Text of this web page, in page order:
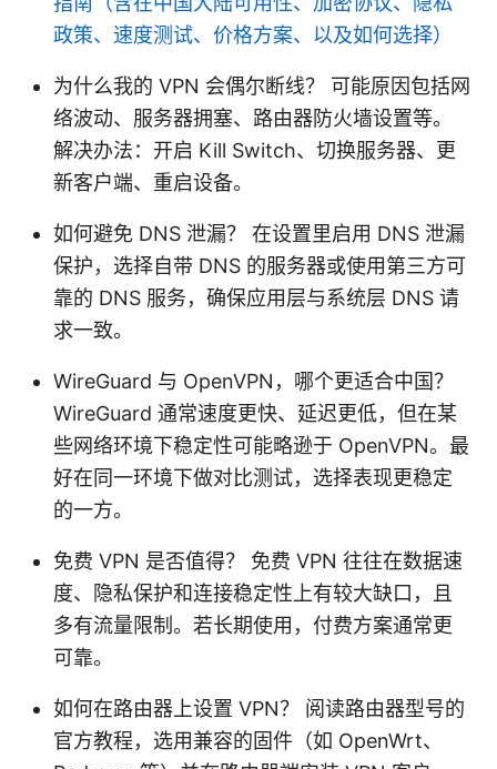
政策、速度测试、价格方案、以及如何选择）
为什么我的 VPN 会偶尔断线？ 可能原因包括网
络波动、服务器拥塞、路由器防火墙设置等。
解决办法：开启 Kill Switch、切换服务器、更
新客户端、重启设备。
如何避免 DNS 泄漏？ 在设置里启用 DNS 泄漏
保护，选择自带 DNS 的服务器或使用第三方可
靠的 DNS 服务，确保应用层与系统层 DNS 请
求一致。
WireGuard 与 OpenVPN，哪个更适合中国？
WireGuard 通常速度更快、延迟更低，但在某
些网络环境下稳定性可能略逊于 OpenVPN。最
好在同一环境下做对比测试，选择表现更稳定
的一方。
免费 VPN 是否值得？ 免费 VPN 往往在数据速
度、隐私保护和连接稳定性上有较大缺口，且
多有流量限制。若长期使用，付费方案通常更
可靠。
如何在路由器上设置 VPN？ 阅读路由器型号的
官方教程，选用兼容的固件（如 OpenWrt、